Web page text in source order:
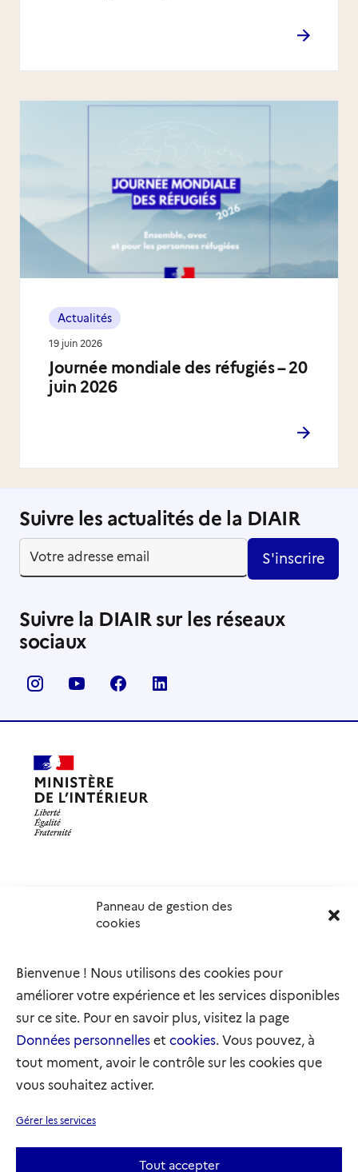
Panneau de gestion des
cookies
Bienvenue ! Nous utilisons des cookies pour
améliorer votre expérience et les services disponibles
sur ce site. Pour en savoir plus, visitez la page
Données personnelles et cookies. Vous pouvez, à
tout moment, avoir le contrôle sur les cookies que
vous souhaitez activer.
Gérer les services
Tout accepter
Journée mondiale des réfugiés – 20
juin 2026
Actualités
19 juin 2026
Suivre les actualités de la DIAIR
S'inscrire
Suivre la DIAIR sur les réseaux
sociaux
Délégation interministérielle à l’accueil et à l’intégration
elysee.fr
info.gouv.fr
legifrance.gouv.fr
refugies.info
initiativemarianne.fr
Mentions légales